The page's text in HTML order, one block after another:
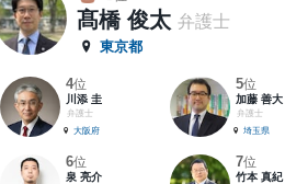
髙橋 俊太 弁護士
東京都
4位
川添 圭
弁護士
大阪府
5位
加藤 善大
弁護士
埼玉県
6位
泉 亮介
7位
竹本 真紀